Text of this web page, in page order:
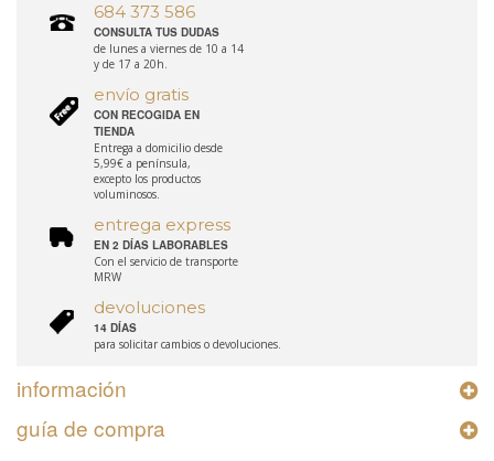
684 373 586
CONSULTA TUS DUDAS
de lunes a viernes de 10 a 14
y de 17 a 20h.
envío gratis
CON RECOGIDA EN
TIENDA
Entrega a domicilio desde
5,99€ a península,
excepto los productos
voluminosos.
entrega express
EN 2 DÍAS LABORABLES
Con el servicio de transporte
MRW
devoluciones
14 DÍAS
para solicitar cambios o devoluciones.
información
guía de compra